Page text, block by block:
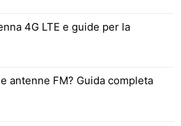
4G LTE e guide per la
antenne FM? Guida completa